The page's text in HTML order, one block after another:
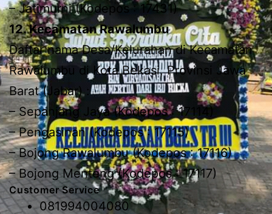
– Jatimurni (Kodepos : 17431)
12. Kecamatan Rawalumbu
Daftar nama Desa/Kelurahan di Kecamatan
Rawalumbu di Kota Bekasi, Provinsi Jawa
Barat (Jabar) :
– Sepanjang Jaya (Kodepos : 17114)
– Pengasinan (Kodepos : 17115)
– Bojong Rawalumbu (Kodepos : 17116)
– Bojong Menteng (Kodepos : 17117)
Customer Service
081994004080